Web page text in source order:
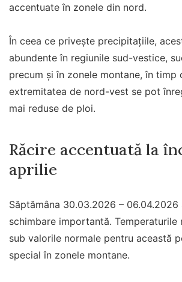
accentuate în zonele din nord.
În ceea ce privește precipitațiile,
abundente în regiunile sud-vestice,
precum și în zonele montane, în timp
extremitatea de nord-vest se pot
mai reduse de ploi.
Răcire accentuată la
aprilie
Săptămâna 30.03.2026 – 06.04.2026
schimbare importantă. Temperaturile
sub valorile normale pentru această
special în zonele montane.